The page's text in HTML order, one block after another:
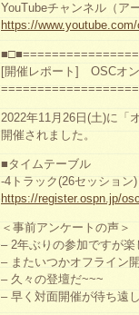
YouTubeチャンネル（ア
https://
[開催レポート] OSCオ
2022年11月26日(土)に「
開催されました。
■タイムテーブル
-4トラック(26セッション
https://register.ospn.jp/
＜事前アンケートの声＞
– 2年ぶりの参加ですが
– またいつかオフライン
– 久々の登壇だ~~~
– 早く対面開催が待ち遠し